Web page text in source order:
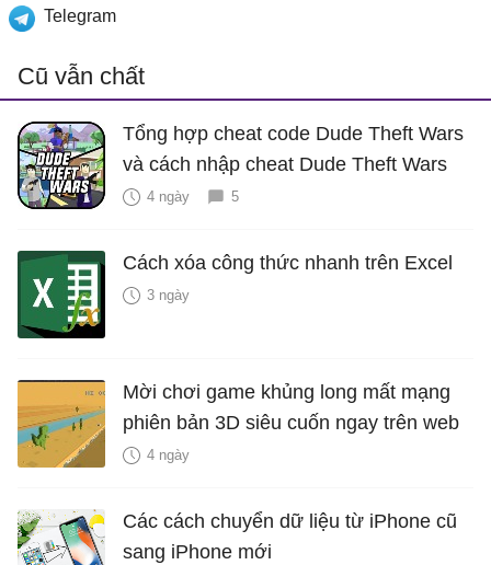
Telegram
Cũ vẫn chất
Tổng hợp cheat code Dude Theft Wars
và cách nhập cheat Dude Theft Wars
4 ngày 5
Cách xóa công thức nhanh trên Excel
3 ngày
Mời chơi game khủng long mất mạng
phiên bản 3D siêu cuốn ngay trên web
4 ngày
Các cách chuyển dữ liệu từ iPhone cũ
sang iPhone mới